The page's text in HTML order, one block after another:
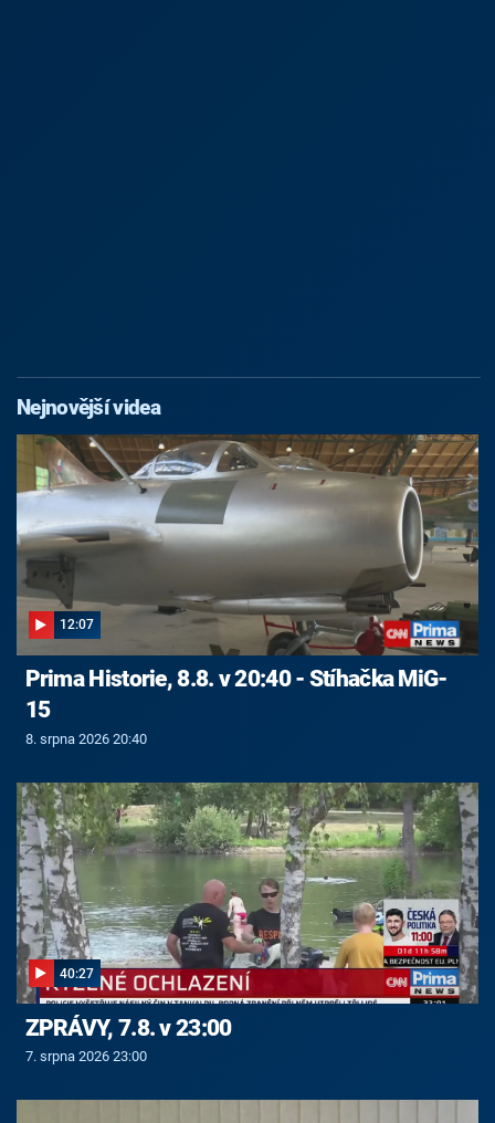
Nejnovější videa
12:07
Prima Historie, 8.8. v 20:40 - Stíhačka MiG-
15
8. srpna 2026 20:40
40:27
ZPRÁVY, 7.8. v 23:00
7. srpna 2026 23:00